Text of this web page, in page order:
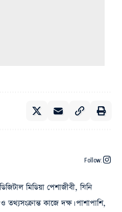
Follow:
মিডিয়া পেশাজীবী, যিনি
কাজে দক্ষ। পাশাপাশি,